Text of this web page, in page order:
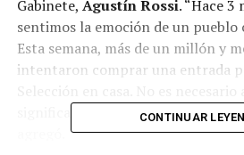
Gabinete, Agustín Rossi. “Hace 3
sentimos la emoción de un pueblo
Esta semana, más de un millón y
intentaron comprar una entrada
significado de estos partidos para
CONTINUAR